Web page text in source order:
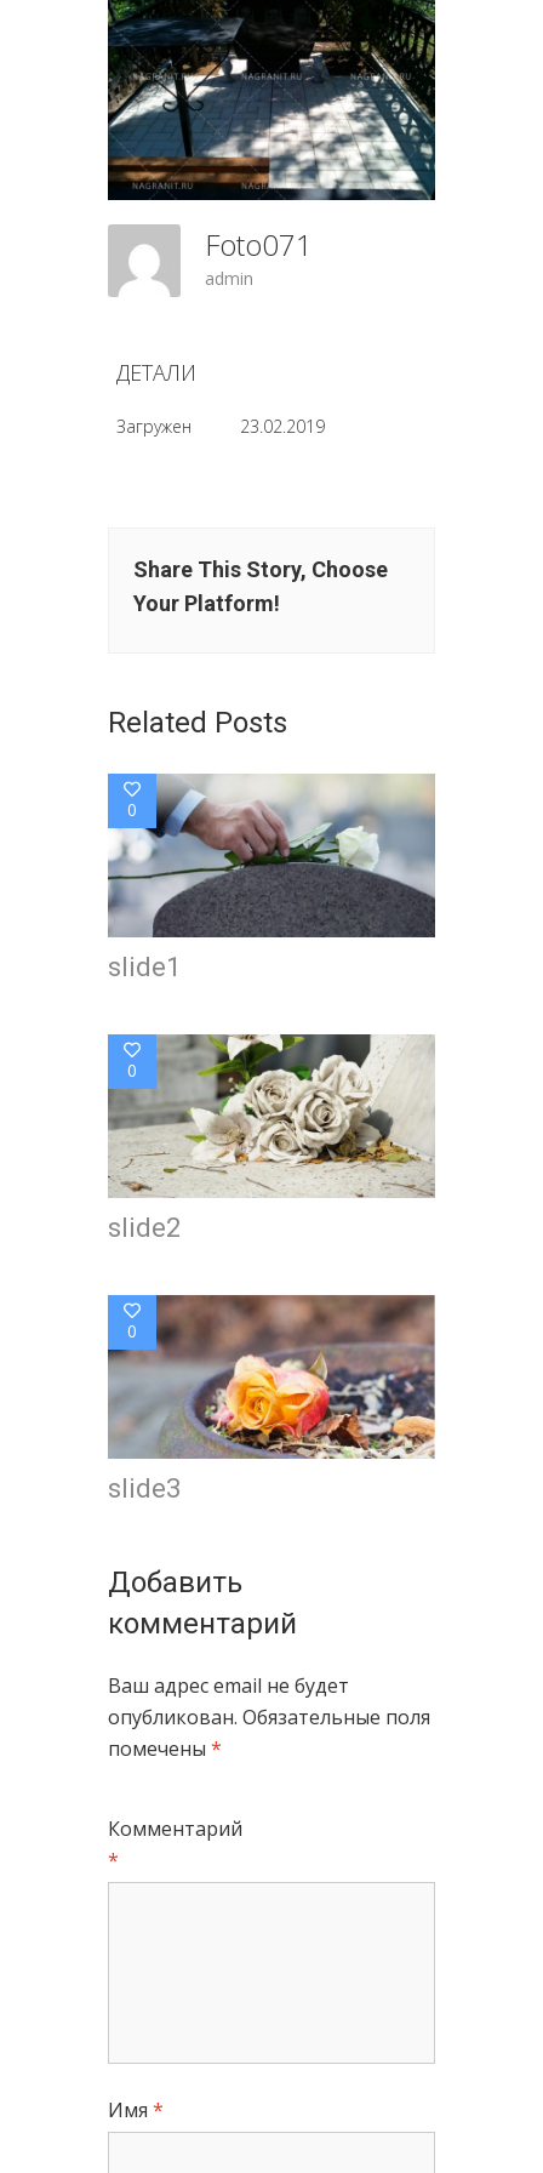
Foto071
admin
ДЕТАЛИ
Загружен 23.02.2019
Share This Story, Choose
Your Platform!
Related Posts
0
slide1
0
slide2
0
slide3
Добавить
комментарий
Ваш адрес email не будет
опубликован. Обязательные поля
помечены *
Комментарий
*
Имя *